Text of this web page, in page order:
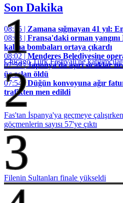
Son Dakika
08:15 | Zamana sığmayan 41 yıl:
08:03 | Fransa'daki orman
kalma bombaları ortaya çıkardı
08:02 |Menderes Belediyesine
07:59 |Japonya'da aşırı sıcaklar
üç aslan öldü
07:54 |Düğün konvoyuna ağır
trafikten men edildi
1
Chicago Türk Festivali'ne
2
Fas'tan İspanya'ya geçmeye
göçmenlerin sayısı 57'ye çıktı
3
Filenin Sultanları finale yükseldi